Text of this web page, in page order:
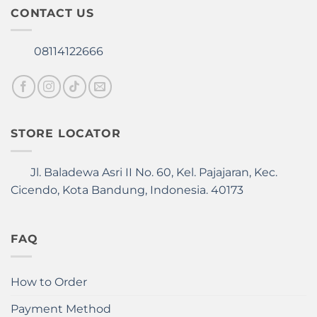
CONTACT US
08114122666
STORE LOCATOR
Jl. Baladewa Asri II No. 60, Kel. Pajajaran, Kec.
Cicendo, Kota Bandung, Indonesia. 40173
FAQ
How to Order
Payment Method